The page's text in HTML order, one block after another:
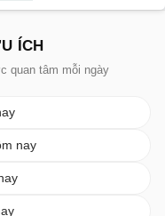
ÍCH
quan tâm mỗi ngày
nay